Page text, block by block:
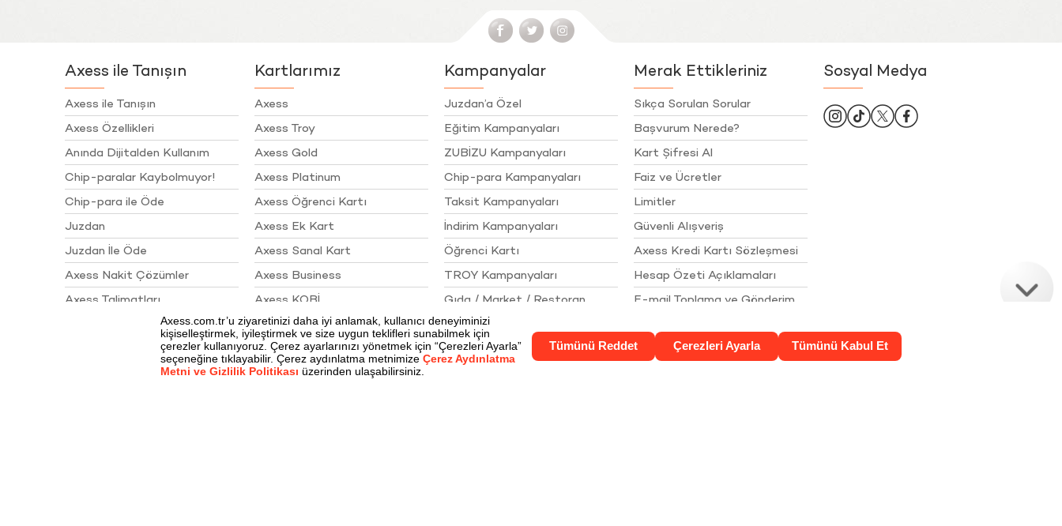
Axess ile Tanışın
Axess ile Tanışın
Axess Özellikleri
Anında Dijitalden Kullanım
Chip-paralar Kaybolmuyor!
Chip-para ile Öde
Juzdan
Juzdan İle Öde
Axess Nakit Çözümler
Axess Talimatları
Akbank Juzdan 4. Yıl
Kampanyası Çekiliş Sonuçları
Kartlarımız
Axess
Axess Troy
Axess Gold
Axess Platinum
Axess Öğrenci Kartı
Axess Ek Kart
Axess Sanal Kart
Axess Business
Axess KOBİ
Kampanyalar
Juzdan’a Özel
Eğitim Kampanyaları
ZUBİZU Kampanyaları
Chip-para Kampanyaları
Taksit Kampanyaları
İndirim Kampanyaları
Öğrenci Kartı
TROY Kampanyaları
Gıda / Market / Restoran
Akaryakıt / Otomotiv
Giyim / Kozmetik / Aksesuar
Merak Ettikleriniz
Sıkça Sorulan Sorular
Başvurum Nerede?
Kart Şifresi Al
Faiz ve Ücretler
Limitler
Güvenli Alışveriş
Axess Kredi Kartı Sözleşmesi
Hesap Özeti Açıklamaları
E-mail Toplama ve Gönderim
Çerez Aydınlatma Metni ve
Gizlilik Politikası
Sosyal Medya